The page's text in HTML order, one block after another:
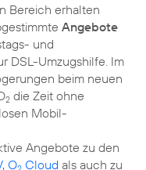
Bereich erhalten
Angebote
und
DSL-Umzugshilfe. Im
beim neuen
2 die Zeit ohne
Mobil-
Angebote zu den
, O Cloud als auch zu